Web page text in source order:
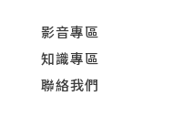
影音專區
知識專區
聯絡我們